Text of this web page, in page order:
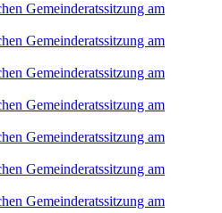
Gemeinderatssitzung am
Gemeinderatssitzung am
Gemeinderatssitzung am
Gemeinderatssitzung am
Gemeinderatssitzung am
Gemeinderatssitzung am
Gemeinderatssitzung am